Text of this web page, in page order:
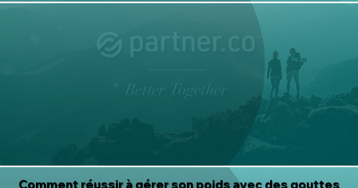
Comment réussir à gérer son poids avec des gouttes